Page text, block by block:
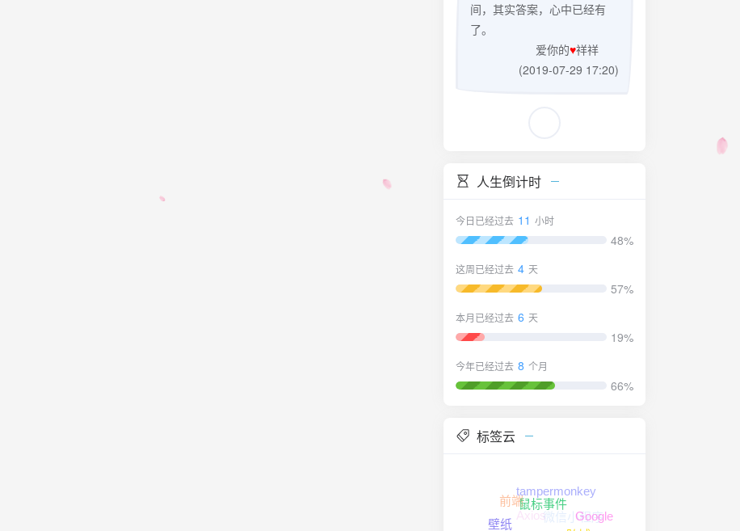
间，其实答案，心中已经有
了。
爱你的♥祥祥
(2019-07-29 17:20)
人生倒计时
今日已经过去 11 小时
48%
这周已经过去 4 天
57%
本月已经过去 6 天
19%
今年已经过去 8 个月
66%
标签云
Axios微信小程序
前端
tampermonkey
Google
鼠标事件